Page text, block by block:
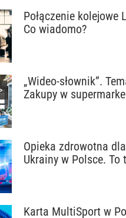
Połączenie kolejowe
Co wiadomo?
„Wideo-słownik”.
Zakupy w
Opieka zdrowotna
Ukrainy w Polsce. To
Karta MultiSport w